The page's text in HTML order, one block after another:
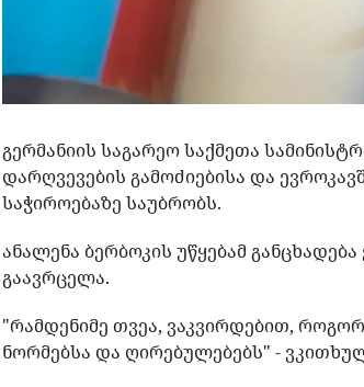
გერმანიის საგარეო საქმეთა
დარღვევების გამოძიებისა და
საჭიროებაზე საუბრობს.
ანალენა ბერბოკის უწყებამ
გაავრცელა.
"რამდენიმე თვეა, ვაკვირდებით,
ნორმებსა და ღირებულებებს" -